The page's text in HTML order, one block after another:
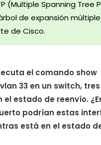
(Multiple Spanning Tree
de expansión múltiple)
de Cisco.
el comando show
33 en un switch,
el estado de reenvío.
podrían estas
está en el estado